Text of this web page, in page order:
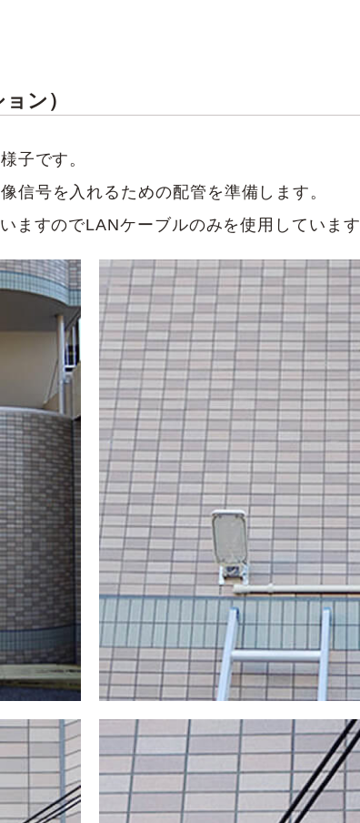
ン）
子です。
信号を入れるための配管を準備します。
ますのでLANケーブルのみを使用していま